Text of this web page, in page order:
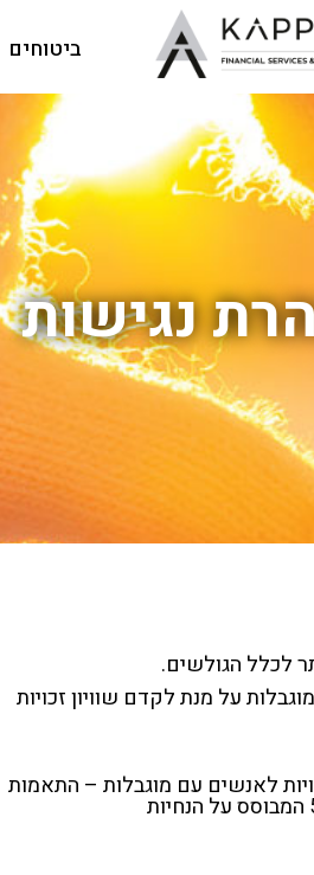
ביטוחים
נגישות
לכלל הגולשים.
על מנת לקדם שוויון זכויות
לתקנה 35 בתקנות שוויון זכויות לאנשים עם מוגבלות – התאמות